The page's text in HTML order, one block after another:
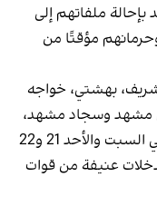
ملفاتهم إلى
مؤقتًا من
بهشتي، خواجه
مشهد وسجاد مشهد،
قد نظموا تجمعات احتجاجية خلال يومي السبت والأحد 21 و22
عنيفة من قوات